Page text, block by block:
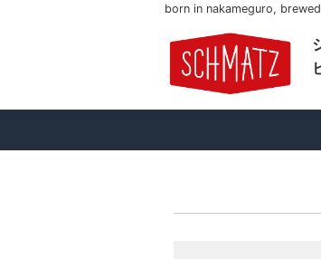
born in nakameguro,